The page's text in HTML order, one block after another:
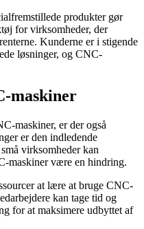
produkter gør
for virksomheder, der
Kunderne er i stigende
løsninger, og CNC-
maskiner
maskiner, er der også
er den indledende
virksomheder kan
maskiner være en hindring.
at lære at bruge CNC-
kan tage tid og
for at maksimere udbyttet af